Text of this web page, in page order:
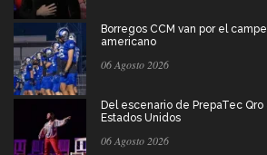
Borregos CCM van por el
americano
06 Agosto 2026
Del escenario de PrepaTec
Estados Unidos
06 Agosto 2026